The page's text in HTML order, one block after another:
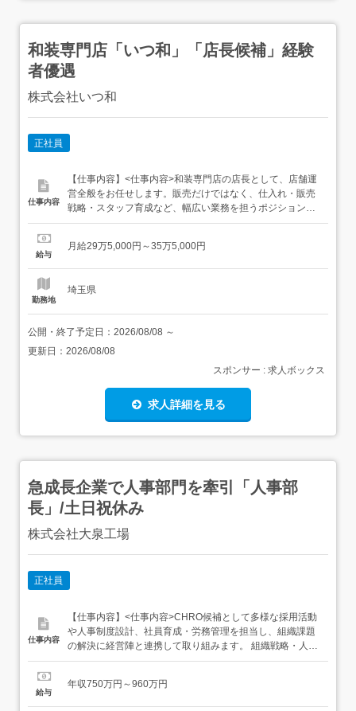
和装専門店「いつ和」「店長候補」経験
者優遇
株式会社いつ和
正社員
仕事内容
【仕事内容】<仕事内容>和装専門店の店長として、店舗運
営全般をお任せします。販売だけではなく、仕入れ・販売
戦略・スタッフ育成など、幅広い業務を担うポジションで
す。店長一人ひとりに大きな裁量権が与えられています。
販売計画の立案など、自らのアイデアを活かしながら店舗
給与
月給29万5,000円～35万5,000円
勤務地
埼玉県
公開・終了予定日： 2026/08/08 ～
更新日： 2026/08/08
スポンサー : 求人ボックス
求人詳細を見る
急成長企業で人事部門を牽引「人事部
長」/土日祝休み
株式会社大泉工場
正社員
仕事内容
【仕事内容】<仕事内容>CHRO候補として多様な採用活動
や人事制度設計、社員育成・労務管理を担当し、組織課題
の解決に経営陣と連携して取り組みます。 組織戦略・人材
戦略の立案、実行 採用計画の策定・採用活動全般└中途・
等級制度等)の構築・運用・改善 社員の育成・研修企画・
給与
年収750万円～960万円